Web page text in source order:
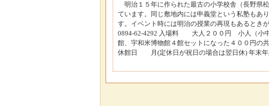
明治１５年に作られた最古の小学校舎（長野県
ています。同じ敷地内には申義堂という私塾も
す。イベント時には明治の授業の再現もある
0894-62-4292 入場料 大人２００円 小人（
館、宇和米博物館４館セットになった４００円の
休館日 月(定休日が祝日の場合は翌日休) 年末